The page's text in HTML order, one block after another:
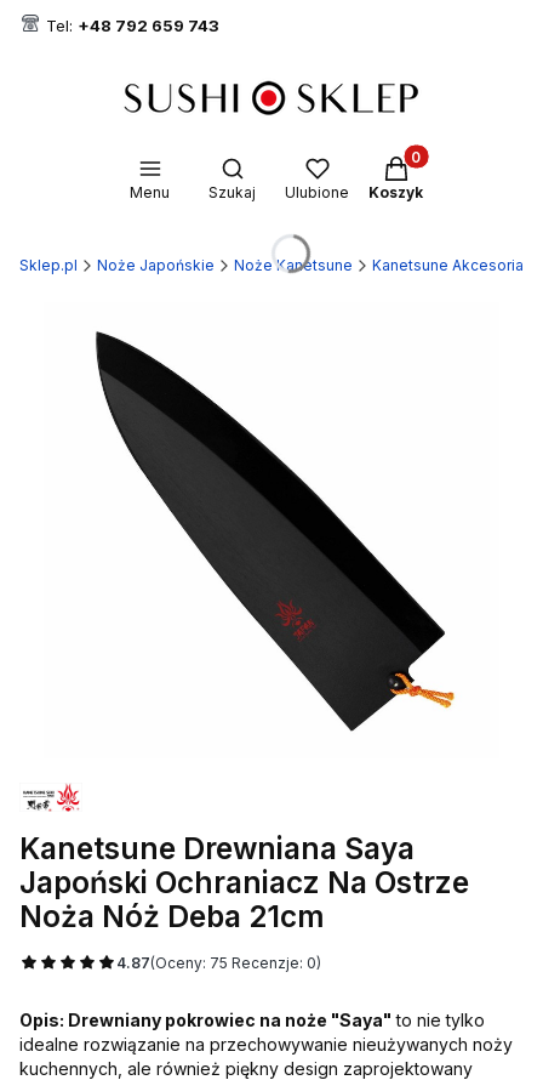
Tel: +48 792 659 743
Menu
Otwórz wyszukiwarkę
Szukaj Ulubione
Produkty w
Koszyk
Sklep.pl Noże Japońskie Noże Kanetsune Kanetsune Akcesoria
Kanetsune Drewniana Saya
Japoński Ochraniacz Na Ostrze
Noża Nóż Deba 21cm
4.87(Oceny: 75 Recenzje: 0)
Opis: Drewniany pokrowiec na noże "Saya" to nie tylko
idealne rozwiązanie na przechowywanie nieużywanych noży
kuchennych, ale również piękny design zaprojektowany